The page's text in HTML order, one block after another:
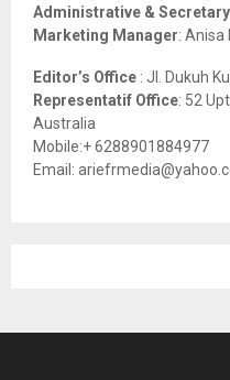
Administrative & Secretary
Marketing Manager: Anisa
Editor’s Office : Jl. Dukuh
Representatif Office: 52
Australia
Mobile:+ 6288901884977
Email: